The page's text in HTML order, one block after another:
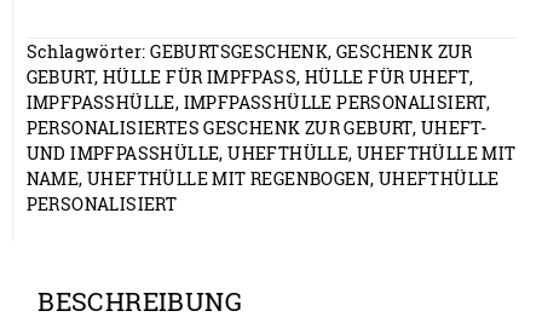
Schlagwörter:GEBURTSGESCHENK, GESCHENK ZUR
GEBURT, HÜLLE FÜR IMPFPASS, HÜLLE FÜR UHEFT,
IMPFPASSHÜLLE, IMPFPASSHÜLLE PERSONALISIERT,
PERSONALISIERTES GESCHENK ZUR GEBURT, UHEFT-
UND IMPFPASSHÜLLE,UHEFTHÜLLE, UHEFTHÜLLE MIT
NAME, UHEFTHÜLLE MIT REGENBOGEN, UHEFTHÜLLE
PERSONALISIERT
BESCHREIBUNG